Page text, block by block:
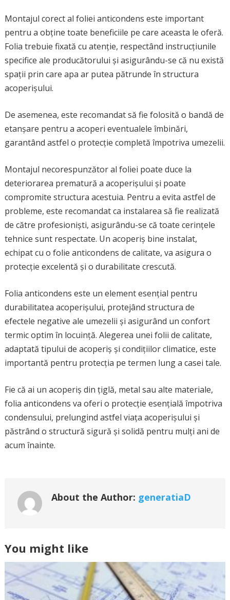
Montajul corect al foliei anticondens este important
pentru a obține toate beneficiile pe care aceasta le oferă.
Folia trebuie fixată cu atenție, respectând instrucțiunile
specifice ale producătorului și asigurându-se că nu există
spații prin care apa ar putea pătrunde în structura
acoperișului.
De asemenea, este recomandat să fie folosită o bandă de
etanșare pentru a acoperi eventualele îmbinări,
garantând astfel o protecție completă împotriva umezelii.
Montajul necorespunzător al foliei poate duce la
deteriorarea prematură a acoperișului și poate
compromite structura acestuia. Pentru a evita astfel de
probleme, este recomandat ca instalarea să fie realizată
de către profesioniști, asigurându-se că toate cerințele
tehnice sunt respectate. Un acoperiș bine instalat,
echipat cu o folie anticondens de calitate, va asigura o
protecție excelentă și o durabilitate crescută.
Folia anticondens este un element esențial pentru
durabilitatea acoperișului, protejând structura de
efectele negative ale umezelii și asigurând un confort
termic optim în locuință. Alegerea unei folii de calitate,
adaptată tipului de acoperiș și condițiilor climatice, este
importantă pentru protecția pe termen lung a casei tale.
Fie că ai un acoperiș din țiglă, metal sau alte materiale,
folia anticondens va oferi o protecție esențială împotriva
condensului, prelungind astfel viața acoperișului și
păstrând o structură sigură și solidă pentru mulți ani de
acum înainte.
About the Author: generatiaD
You might like